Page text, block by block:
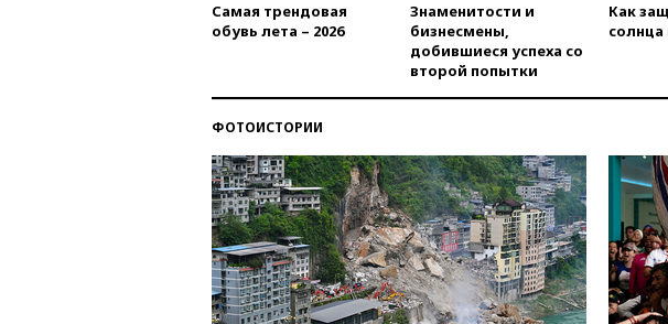
Самая трендовая
обувь лета – 2026
Знаменитости и
бизнесмены,
добившиеся успеха со
второй попытки
Как
солнца
ФОТОИСТОРИИ